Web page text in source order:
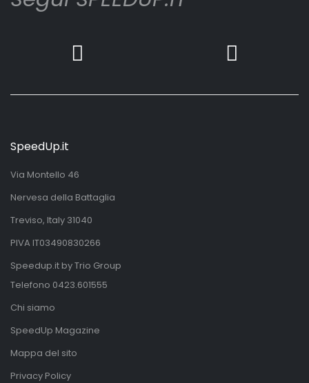
SpeedUp.it
Via Montello 46
Nervesa della Battaglia
Treviso, Italy 31040
PIVA IT03490830266
Speedup.it by Trio Group
Telefono 0423.601555
Chi siamo
SpeedUp Magazine
Mappa del sito
Privacy Policy